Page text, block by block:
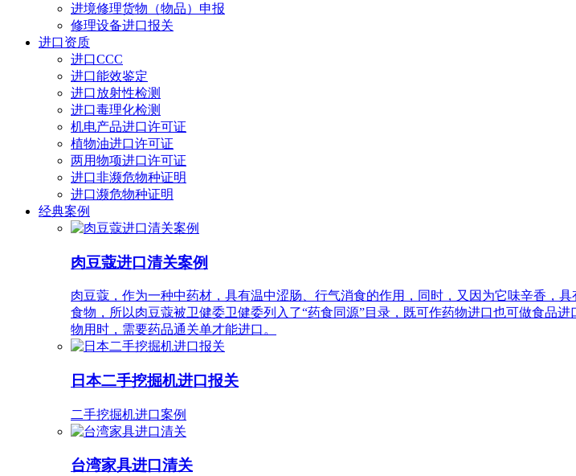
进境修理货物（物品）申报
修理设备进口报关
进口资质
进口CCC
进口能效鉴定
进口放射性检测
进口毒理化检测
机电产品进口许可证
植物油进口许可证
两用物项进口许可证
进口非濒危物种证明
进口濒危物种证明
经典案例
肉豆蔻进口清关案例
肉豆蔻，作为一种中药材，具有温中涩肠、行气消食的作用，同时，又因为它味辛香，
食物，所以肉豆蔻被卫健委卫健委列入了“药食同源”目录，既可作药物进口也可做食品
物用时，需要药品通关单才能进口。
日本二手挖掘机进口报关
二手挖掘机进口案例
台湾家具进口清关